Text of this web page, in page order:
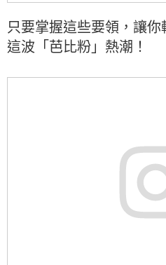
只要掌握這些要領，讓
這波「芭比粉」熱潮！